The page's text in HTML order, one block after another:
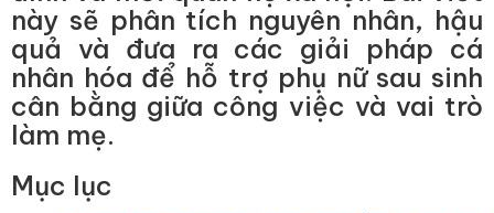
này sẽ phân tích nguyên nhân, hậu
quả và đưa ra các giải pháp cá
nhân hóa để hỗ trợ phụ nữ sau sinh
cân bằng giữa công việc và vai trò
làm mẹ.
Mục lục